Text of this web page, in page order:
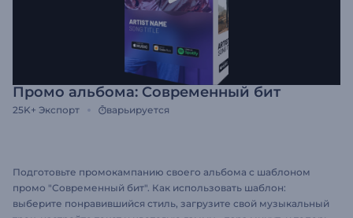
Промо альбома: Современный бит
25K+ Экспорт варьируется
Подготовьте промокампанию своего альбома с шаблоном
промо "Современный бит". Как использовать шаблон:
выберите понравившийся стиль, загрузите свой музыкальный